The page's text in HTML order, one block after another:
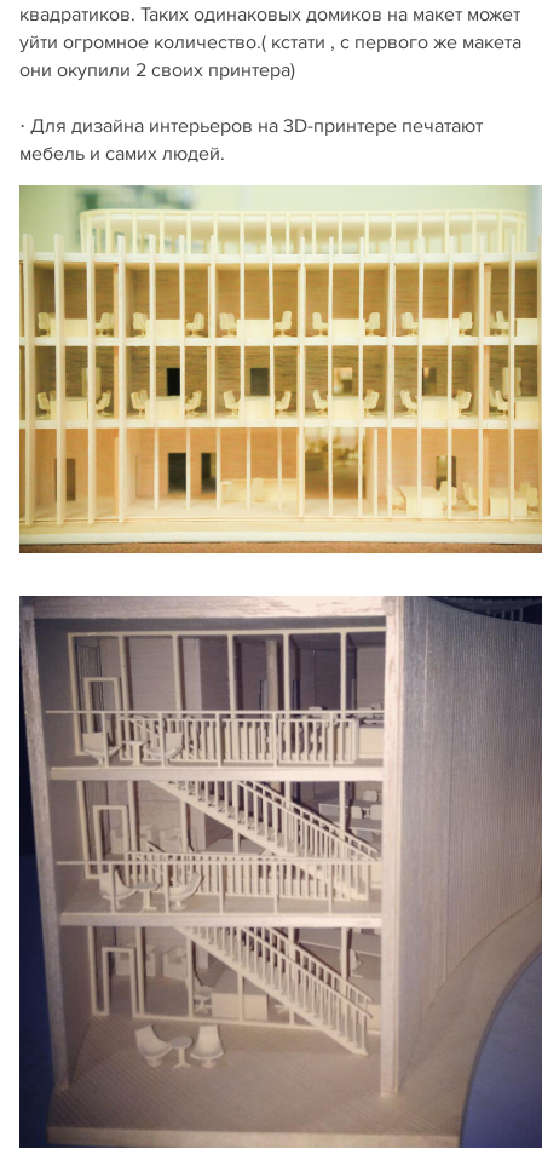
квадратиков. Таких одинаковых домиков на макет может
уйти огромное количество.( кстати , с первого же макета
они окупили 2 своих принтера)
· Для дизайна интерьеров на 3D-принтере печатают
мебель и самих людей.